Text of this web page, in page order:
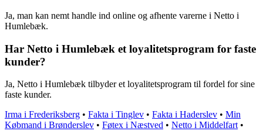
Ja, man kan nemt handle ind online og afhente varerne i Netto i
Humlebæk.
Har Netto i Humlebæk et loyalitetsprogram for faste
kunder?
Ja, Netto i Humlebæk tilbyder et loyalitetsprogram til fordel for sine
faste kunder.
Irma i Frederiksberg • Fakta i Tinglev • Fakta i Haderslev • Min
Købmand i Brønderslev • Føtex i Næstved • Netto i Middelfart •